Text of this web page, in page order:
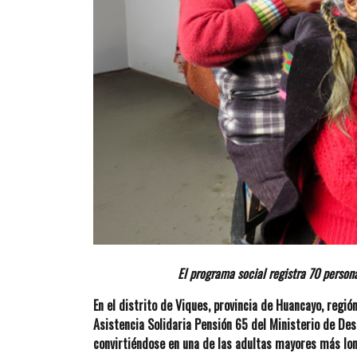
El programa social registra 70
En el distrito de Viques, provincia de Huancayo,
Asistencia Solidaria Pensión 65 del Ministerio de
convirtiéndose en una de las adultas mayores más